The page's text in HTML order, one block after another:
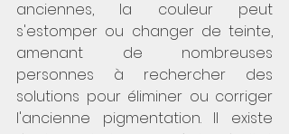
anciennes, la couleur peut
s'estomper ou changer de teinte,
amenant de nombreuses
personnes à rechercher des
solutions pour éliminer ou corriger
l'ancienne pigmentation. Il existe